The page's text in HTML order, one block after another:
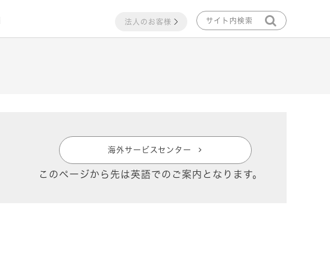
法人のお客様
海外サービスセンター
このページから先は英語でのご案内となります。